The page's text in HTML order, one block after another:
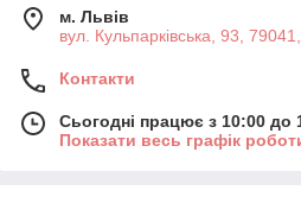
м. Львів
вул. Кульпарківська, 93,
Контакти
Сьогодні працює з 10:00 до
Показати весь графік